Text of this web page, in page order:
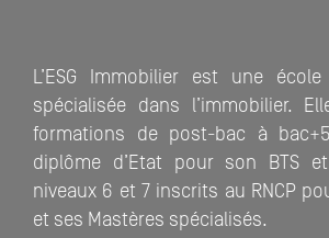
L’ESG Immobilier est une
spécialisée dans l’immobilier.
formations de post-bac à
diplôme d’Etat pour son BTS
niveaux 6 et 7 inscrits au RNCP
et ses Mastères spécialisés.